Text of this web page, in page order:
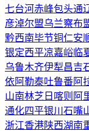
七台河赤峰包头通
彦淖尔盟乌兰察布
黔西南毕节铜仁安
银定西平凉嘉峪 临
乌鲁木齐伊犁昌吉
依阿勒泰吐鲁番阿
山南林芝 日喀则 阿
通化四平银川 石嘴
浙江香港陕西湖南